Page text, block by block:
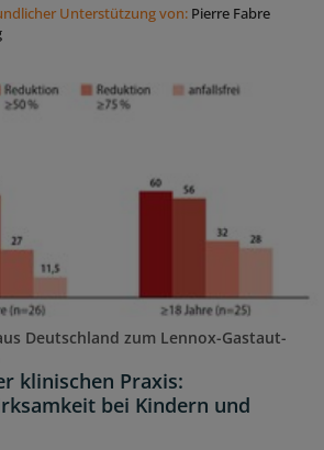
Unterstützung von: Pierre Fabre
Deutschland zum Lennox-Gastaut-
klinischen Praxis:
bei Kindern und